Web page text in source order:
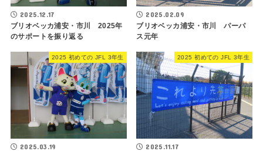
2025.12.17
ブリオベッカ浦安・市川 2025年
のサポートを振り返る
2025.02.09
ブリオベッカ浦安・市川 パーパ
ス元年
2025 初めての JFL 3年生
2025.03.19
2025 初めての JFL 3年生
2025.11.17